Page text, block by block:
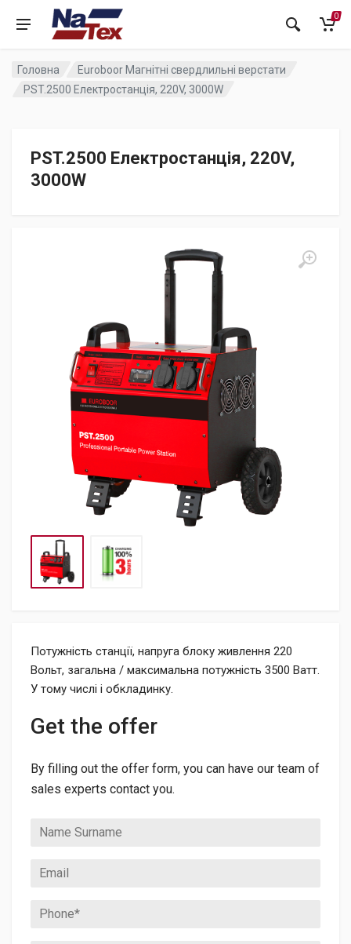
0
Головна
Euroboor Магнітні свердлильні верстати
PST.2500 Електростанція, 220V, 3000W
PST.2500 Електростанція, 220V,
3000W
Потужність станції, напруга блоку живлення 220
Вольт, загальна / максимальна потужність 3500 Ватт.
У тому числі і обкладинку.
Get the offer
By filling out the offer form, you can have our team of
sales experts contact you.